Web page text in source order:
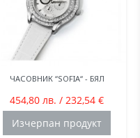
ЧАСОВНИК “SOFIA“ - БЯЛ
454,80 лв. / 232,54 €
Изчерпан продукт